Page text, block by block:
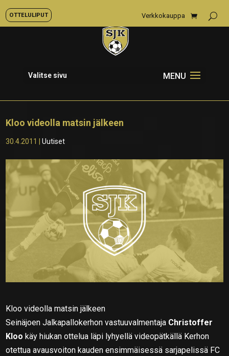
OTTELULIPUT Verkkokauppa
Valitse sivu
Kloo videolla matsin jälkeen
30.4.2011 |Uutiset
Kloo videolla matsin jälkeen
Seinäjoen Jalkapallokerhon vastuuvalmentaja Christoffer
Kloo käy hiukan ottelua läpi lyhyellä videopätkällä Kerhon
otettua avausvoiton kauden ensimmäisessä sarjapelissä FC